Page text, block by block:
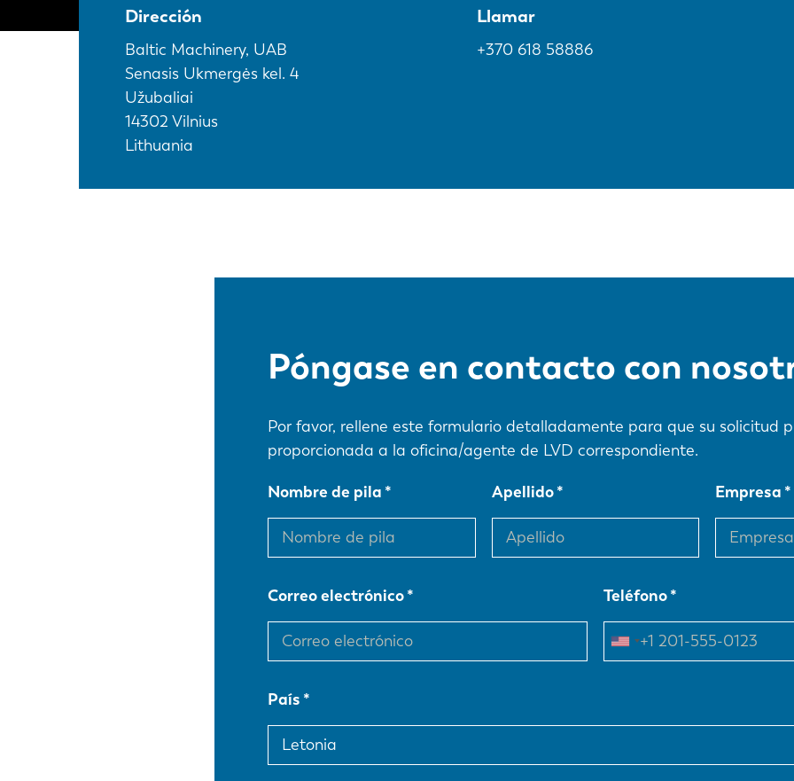
Dirección
Baltic Machinery, UAB
Senasis Ukmergės kel. 4
Užubaliai
14302 Vilnius
Lithuania
Llamar
+370 618 58886
Póngase en contacto con
Por favor, rellene este formulario detalladamente para que su solicitud
proporcionada a la oficina/agente de LVD correspondiente.
Nombre de pila Apellido Empresa
Correo electrónico Teléfono
País